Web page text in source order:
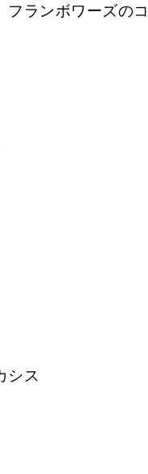
フランボワーズの
シス